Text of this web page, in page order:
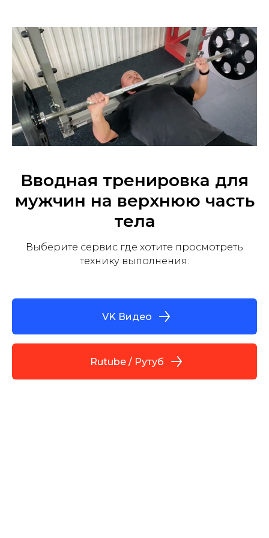
Вводная тренировка для
мужчин на верхнюю часть
тела
Выберите сервис где хотите просмотреть
технику выполнения:
VK Видео
Rutube / Рутуб